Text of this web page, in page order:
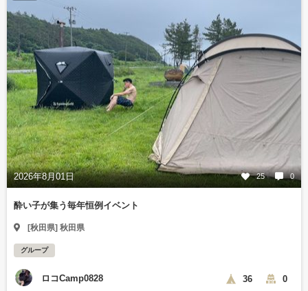
2026年8月01日 25 0
酔い子が集う毎年恒例イベント
[秋田県] 秋田県
グループ
ロコCamp0828 36 0